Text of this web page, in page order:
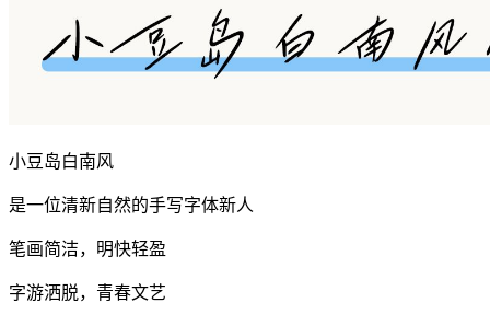
小豆岛白南风
是一位清新自然的手写字体新人
笔画简洁，明快轻盈
字游洒脱，青春文艺